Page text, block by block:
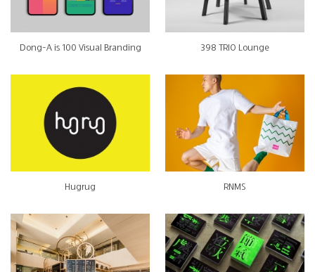
Dong-A is 100 Visual Branding 398 TRIO Lounge
Hugrug RNMS